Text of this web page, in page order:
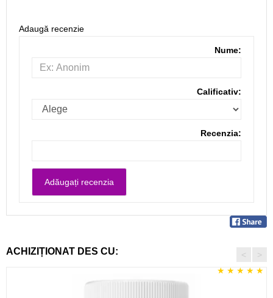
Adaugă recenzie
Nume:
Calificativ:
Recenzia:
ACHIZIȚIONAT DES CU: < >